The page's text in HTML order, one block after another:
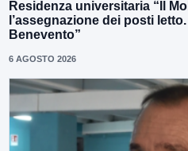
Residenza universitaria “Il
l’assegnazione dei posti
Benevento”
6 AGOSTO 2026